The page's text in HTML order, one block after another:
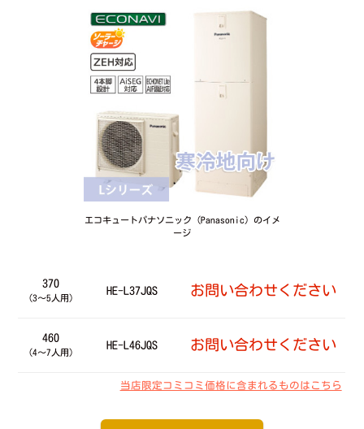
エコキュートパナソニック（Panasonic）のイメ
ージ
370
（3～5人用）
HE-L37JQS お問い合わせください
460
（4～7人用）
HE-L46JQS お問い合わせください
当店限定コミコミ価格に含まれるものはこちら